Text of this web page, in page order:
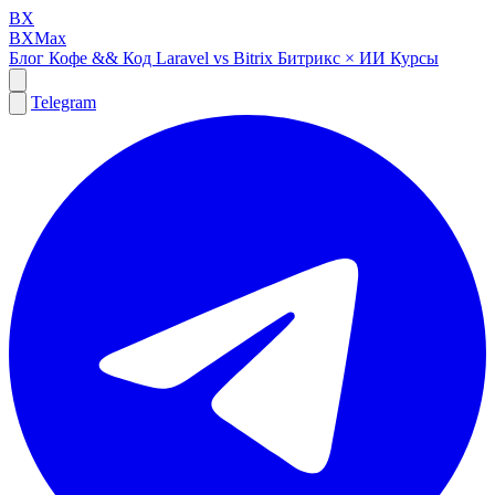
BX
BXMax
Блог Кофе && Код Laravel vs Bitrix Битрикс × ИИ Курсы
Telegram